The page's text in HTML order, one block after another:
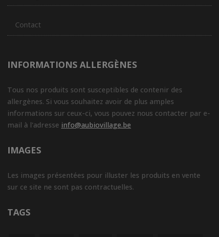
Contact
INFORMATIONS ALLERGÈNES
Tous nos produits sont susceptibles de contenir des
allergènes. Si vous souhaitez avoir de plus amples
informations sur ceux-ci, vous pouvez nous contacter par e-
mail à l'adresse info@aubiovillage.be
IMAGES
Les images présentées pour illuster les produits en vente
sur ce site ne sont pas contractuelles.
TAGS